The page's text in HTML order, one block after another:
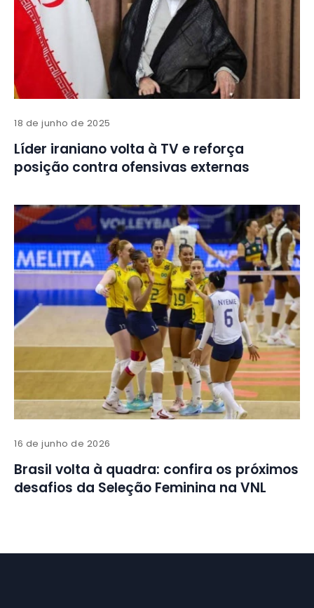
18 de junho de 2025
Líder iraniano volta à TV e reforça
posição contra ofensivas externas
16 de junho de 2026
Brasil volta à quadra: confira os próximos
desafios da Seleção Feminina na VNL